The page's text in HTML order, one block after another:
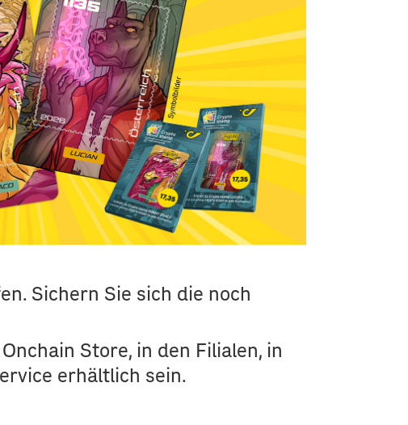
Sichern Sie sich die noch
Store, in den Filialen, in
erhältlich sein.